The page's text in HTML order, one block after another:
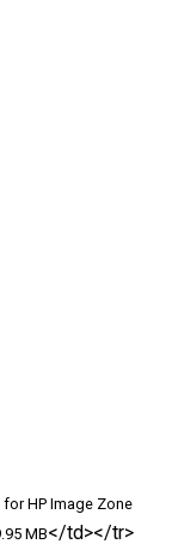
HP Image Zone
MB</td></tr>